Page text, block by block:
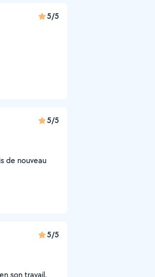
5/5
5/5
de nouveau
5/5
son travail.